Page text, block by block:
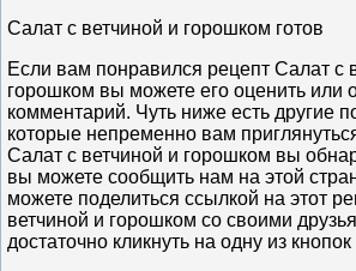
Салат с ветчиной и горошком готов
Если вам понравился рецепт Салат с
горошком вы можете его оценить или
комментарий. Чуть ниже есть другие
которые непременно вам
Салат с ветчиной и горошком вы
вы можете сообщить нам на этой
можете поделиться ссылкой на этот
ветчиной и горошком со своими
достаточно кликнуть на одну из